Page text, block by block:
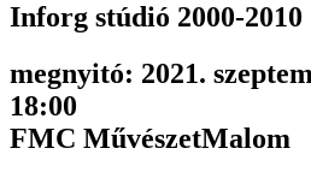
Inforg stúdió 2000-2010
megnyitó: 2021.
18:00
FMC MűvészetMalom